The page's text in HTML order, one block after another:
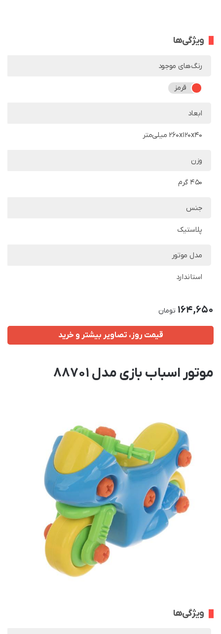
ویژگی‌ها
رنگ‌های موجود
قرمز
ابعاد
260x120x40 میلی‌متر
وزن
450 گرم
جنس
پلاستیک
مدل موتور
استاندارد
164,650 تومان
قیمت روز، تصاویر بیشتر و خرید
موتور اسباب بازی مدل 88701
ویژگی‌ها